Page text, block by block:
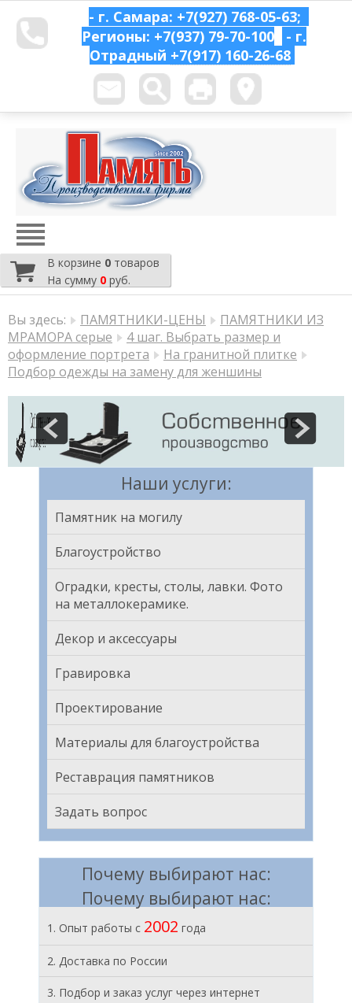
- г. Самара: +7(927) 768-05-63;
Регионы: +7(937) 79-70-100
- г.
Отрадный +7(917) 160-26-68
В корзине 0 товаров
На сумму 0 руб.
Вы здесь: ПАМЯТНИКИ-ЦЕНЫ
ПАМЯТНИКИ ИЗ
МРАМОРА серые
4 шаг. Выбрать размер и
оформление портрета
На гранитной плитке
Подбор одежды на замену для женшины
Наши услуги:
Памятник на могилу
Благоустройство
Оградки, кресты, столы, лавки. Фото
на металлокерамике.
Декор и аксессуары
Гравировка
Проектирование
Материалы для благоустройства
Реставрация памятников
Задать вопрос
Почему выбирают нас:
Почему выбирают нас:
1. Опыт работы с 2002 года
2. Доставка по России
3. Подбор и заказ услуг через интернет